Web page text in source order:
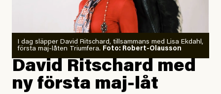
I dag släpper David Ritschard, tillsammans med Lisa Ekdahl,
första maj-låten Triumfera. Foto: Robert-Olausson
David Ritschard med
ny första maj-låt